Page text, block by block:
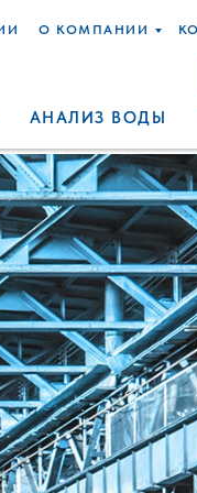
О КОМПАНИИ
АНАЛИЗ ВОДЫ
КОНТАКТЫ
АНАЛИЗ